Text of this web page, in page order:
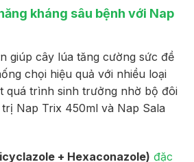
kháng sâu bệnh với Nap
giúp cây lúa tăng cường sức đề
chọi hiệu quả với nhiều loại
quá trình sinh trưởng nhờ bộ đôi
Nap Trix 450ml và Nap Sala
+ Hexaconazole) đặc